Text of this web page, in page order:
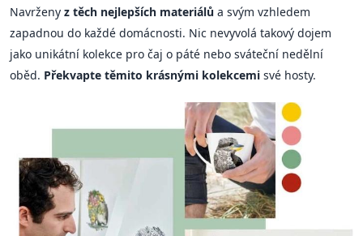
Navrženy z těch nejlepších materiálů a svým vzhledem
zapadnou do každé domácnosti. Nic nevyvolá takový dojem
jako unikátní kolekce pro čaj o páté nebo sváteční nedělní
oběd. Překvapte těmito krásnými kolekcemi své hosty.